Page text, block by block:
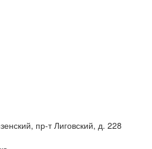
пр-т Лиговский, д. 228